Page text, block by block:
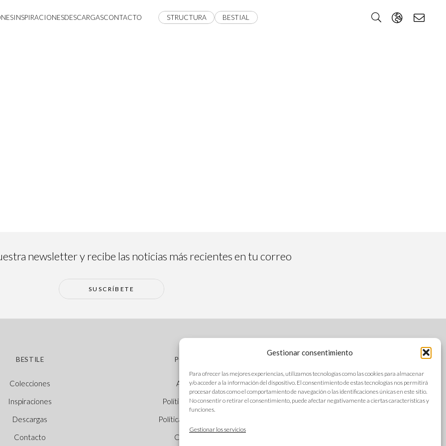
Gestionar consentimiento
Para ofrecer las mejores experiencias, utilizamos tecnologías como las cookies para almacenar
y/o acceder a la información del dispositivo. El consentimiento de estas tecnologías nos permitirá
procesar datos como el comportamiento de navegación o las identificaciones únicas en este sitio.
No consentir o retirar el consentimiento, puede afectar negativamente a ciertas características y
funciones.
Gestionar los servicios
INSPIRACIONESDESCARGASCONTACTO STRUCTURA BESTIAL
newsletter y recibe las noticias más recientes en tu correo
SUSCRÍBETE
BESTILE
Colecciones
Inspiraciones
Descargas
Contacto
POLÍTICAS
Aviso legal
Política de cookies
Política de privacidad
Canal Ético